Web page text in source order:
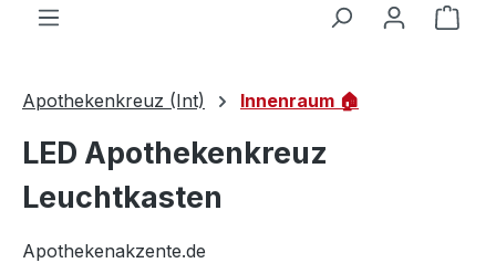
Apothekenkreuz (Int) Innenraum 🏠
LED Apothekenkreuz
Leuchtkasten
Apothekenakzente.de